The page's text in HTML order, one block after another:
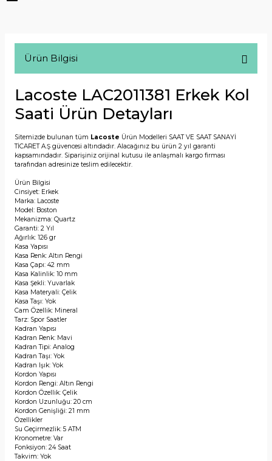
Ürün Bilgisi
Lacoste LAC2011381 Erkek Kol
Saati Ürün Detayları
Sitemizde bulunan tüm Lacoste Ürün Modelleri SAAT VE SAAT SANAYİ
TİCARET A.Ş güvencesi altındadır. Alacağınız bu ürün 2 yıl garanti
kapsamındadır. Siparişiniz orijinal kutusu ile anlaşmalı kargo firması
tarafından adresinize teslim edilecektir.
Ürün Bilgisi
Cinsiyet: Erkek
Marka: Lacoste
Model: Boston
Mekanizma: Quartz
Garanti: 2 Yıl
Ağırlık: 126 gr
Kasa Yapısı
Kasa Renk: Altın Rengi
Kasa Çapı: 42 mm
Kasa Kalinlik: 10 mm
Kasa Şekli: Yuvarlak
Kasa Materyali: Çelik
Kasa Taşı: Yok
Cam Özellik: Mineral
Tarz: Spor Saatler
Kadran Yapısı
Kadran Renk: Mavi
Kadran Tipi: Analog
Kadran Taşı: Yok
Kadran Işık: Yok
Kordon Yapısı
Kordon Rengi: Altın Rengi
Kordon Özellik: Çelik
Kordon Uzunluğu: 20 cm
Kordon Genişliği: 21 mm
Özellikler
Su Geçirmezlik: 5 ATM
Kronometre: Var
Fonksiyon: 24 Saat
Takvim: Yok